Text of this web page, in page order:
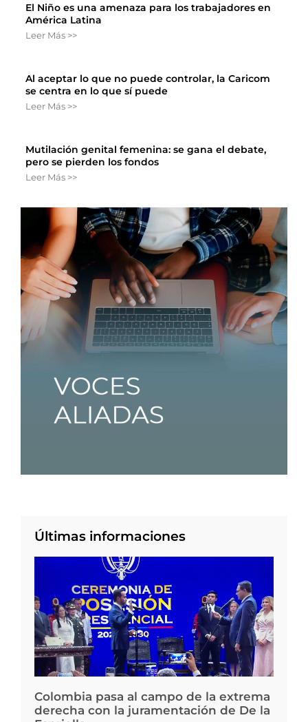
El Niño es una amenaza para los trabajadores en
América Latina
Leer Más >>
Al aceptar lo que no puede controlar, la Caricom
se centra en lo que sí puede
Leer Más >>
Mutilación genital femenina: se gana el debate,
pero se pierden los fondos
Leer Más >>
Últimas informaciones
Colombia pasa al campo de la extrema
derecha con la juramentación de De la